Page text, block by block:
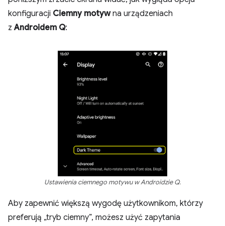
konfiguracji Ciemny motywna urządzeniach
zAndroidem Q:
Ustawienia ciemnego motywu w Androidzie Q.
Aby zapewnić większą wygodę użytkownikom, którzy
preferują „tryb ciemny”, możesz użyć zapytania